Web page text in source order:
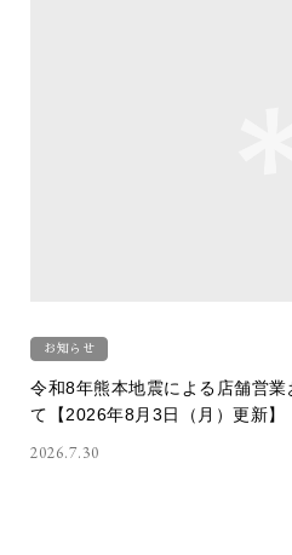
お知らせ
令和8年熊本地震による店舗営
て【2026年8月3日（月）更新】
2026.7.30